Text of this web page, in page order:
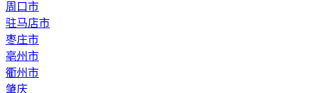
周口市
驻马店市
枣庄市
亳州市
衢州市
肇庆